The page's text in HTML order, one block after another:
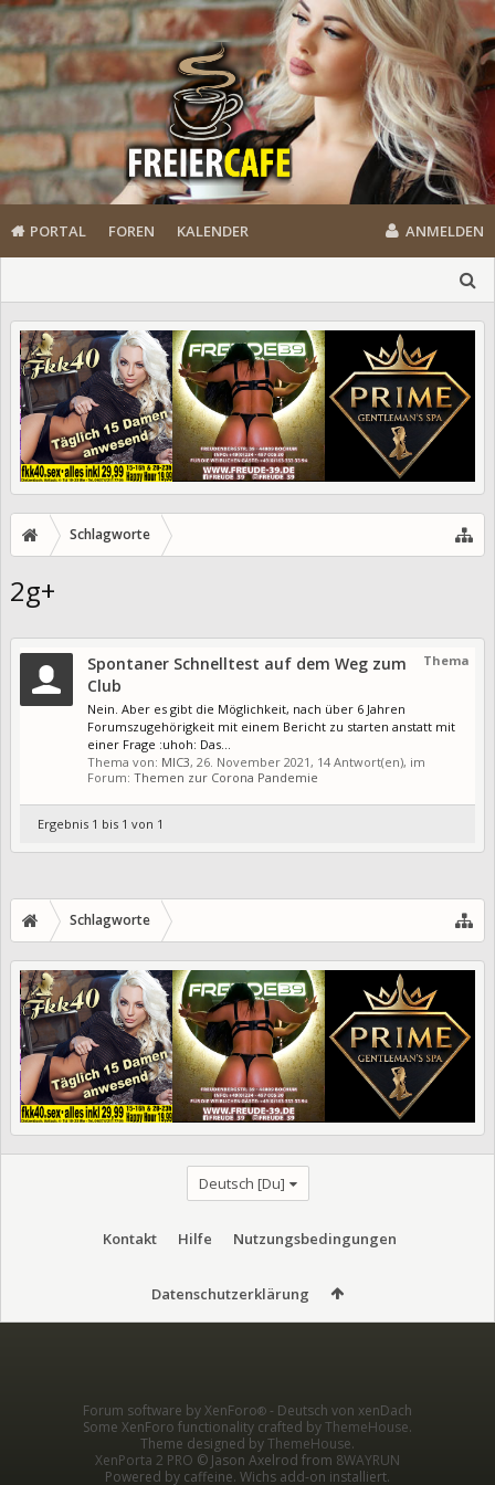
PORTAL FOREN KALENDER ANMELDEN
Schlagworte
2g+
Thema
Spontaner Schnelltest auf dem Weg zum
Club
Nein. Aber es gibt die Möglichkeit, nach über 6 Jahren
Forumszugehörigkeit mit einem Bericht zu starten anstatt mit
einer Frage :uhoh: Das...
Thema von: MIC3, 26. November 2021, 14 Antwort(en), im
Forum: Themen zur Corona Pandemie
Ergebnis 1 bis 1 von 1
Schlagworte
Deutsch [Du]
Kontakt Hilfe Nutzungsbedingungen
Datenschutzerklärung
Forum software by XenForo® - Deutsch von xenDach
Some XenForo functionality crafted byThemeHouse.
Theme designed byThemeHouse.
XenPorta 2 PRO © Jason Axelrod from 8WAYRUN
Powered by caffeine. Wichs add-on installiert.